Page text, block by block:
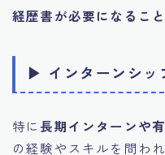
経歴書が必要になること
▶ インターンシッ
特に長期インターンや
の経験やスキルを問わ